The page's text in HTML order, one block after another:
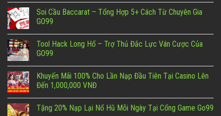
Soi Cầu Baccarat – Tổng Hợp 5+ Cách Từ Chuyên Gia
GO99
Tool Hack Long Hổ – Trợ Thủ Đắc Lực Ván Cược Của
GO99
Khuyến Mãi 100% Cho Lần Nạp Đầu Tiên Tại Casino Lên
Đến 1,000,000 VNĐ
Tặng 20% Nạp Lại Nổ Hũ Mỗi Ngày Tại Cổng Game Go99